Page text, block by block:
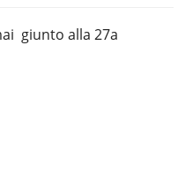
giunto alla 27a